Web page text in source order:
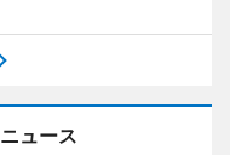
ュース